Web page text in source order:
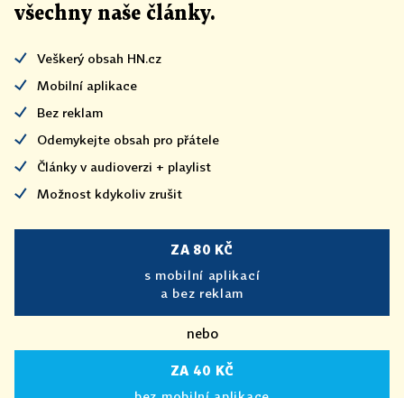
všechny naše články.
Veškerý obsah HN.cz
Mobilní aplikace
Bez reklam
Odemykejte obsah pro přátele
Články v audioverzi + playlist
Možnost kdykoliv zrušit
ZA 80 KČ
s mobilní aplikací
a bez reklam
nebo
ZA 40 KČ